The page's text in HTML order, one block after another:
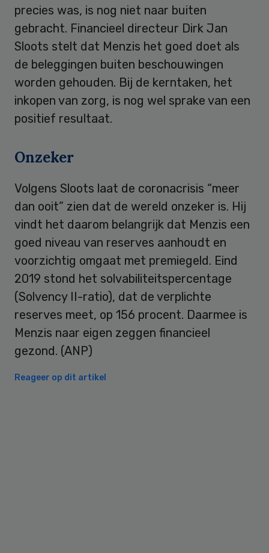
precies was, is nog niet naar buiten
gebracht. Financieel directeur Dirk Jan
Sloots stelt dat Menzis het goed doet als
de beleggingen buiten beschouwingen
worden gehouden. Bij de kerntaken, het
inkopen van zorg, is nog wel sprake van een
positief resultaat.
Onzeker
Volgens Sloots laat de coronacrisis “meer
dan ooit” zien dat de wereld onzeker is. Hij
vindt het daarom belangrijk dat Menzis een
goed niveau van reserves aanhoudt en
voorzichtig omgaat met premiegeld. Eind
2019 stond het solvabiliteitspercentage
(Solvency II-ratio), dat de verplichte
reserves meet, op 156 procent. Daarmee is
Menzis naar eigen zeggen financieel
gezond. (ANP)
Reageer op dit artikel